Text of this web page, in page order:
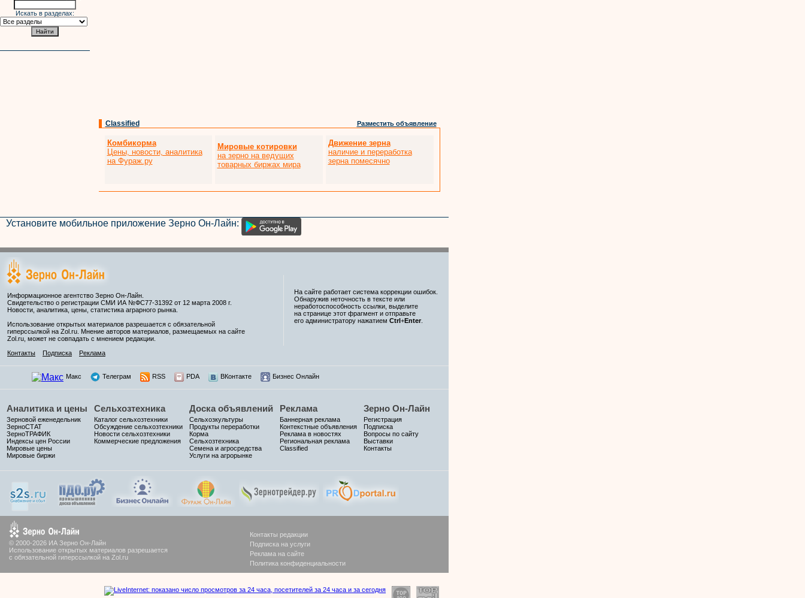
Искать в разделах:
Classified Разместить объявление
Комбикорма
Цены, новости, аналитика
на Фураж.ру
Мировые котировки
на зерно на ведущих
товарных биржах мира
Движение зерна
наличие и переработка
зерна помесячно
Установите мобильное приложение Зерно Он-Лайн:
Информационное агентство Зерно Он-Лайн.
Свидетельство о регистрации СМИ ИА №ФС77-31392 от 12 марта 2008 г.
Новости, аналитика, цены, статистика аграрного рынка.
Использование открытых материалов разрешается с обязательной
гиперссылкой на Zol.ru. Мнение авторов материалов, размещаемых на сайте
Zol.ru, может не совпадать с мнением редакции.
Контакты
Подписка Реклама
На сайте работает система коррекции ошибок.
Обнаружив неточность в тексте или
неработоспособность ссылки, выделите
на странице этот фрагмент и отправьте
его администратору нажатием Ctrl+Enter
Макс Телеграм RSS PDA ВКонтакте Бизнес Онлайн
Аналитика и цены
Зерновой еженедельник
ЗерноСТАТ
ЗерноТРАФИК
Индексы цен России
Мировые цены
Мировые биржи
Сельхозтехника
Каталог сельхозтехники
Обсуждение сельхозтехники
Новости сельхозтехники
Коммерческие предложения
Доска объявлений
Сельхозкультуры
Продукты переработки
Корма
Сельхозтехника
Семена и агросредства
Услуги на агрорынке
Реклама
Баннерная реклама
Контекстные объявления
Реклама в новостях
Региональная реклама
Classified
Зерно Он-Лайн
Регистрация
Подписка
Вопросы по сайту
Выставки
Контакты
© 2000-2026 ИА Зерно Он-Лайн
Использование открытых материалов разрешается
с обязательной гиперссылкой на Zol.ru
Контакты редакции
Подписка на услуги
Реклама на сайте
Политика конфиденциальности